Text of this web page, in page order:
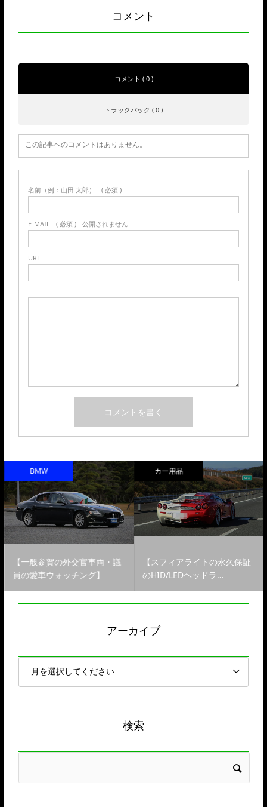
コメント
コメント ( 0 )
トラックバック ( 0 )
この記事へのコメントはありません。
名前（例：山田 太郎） ( 必須 )
E-MAIL ( 必須 ) - 公開されません -
URL
BMW
【一般参賀の外交官車両・議
員の愛車ウォッチング】
カー用品
【スフィアライトの永久保証
のHID/LEDヘッドラ…
アーカイブ
検索